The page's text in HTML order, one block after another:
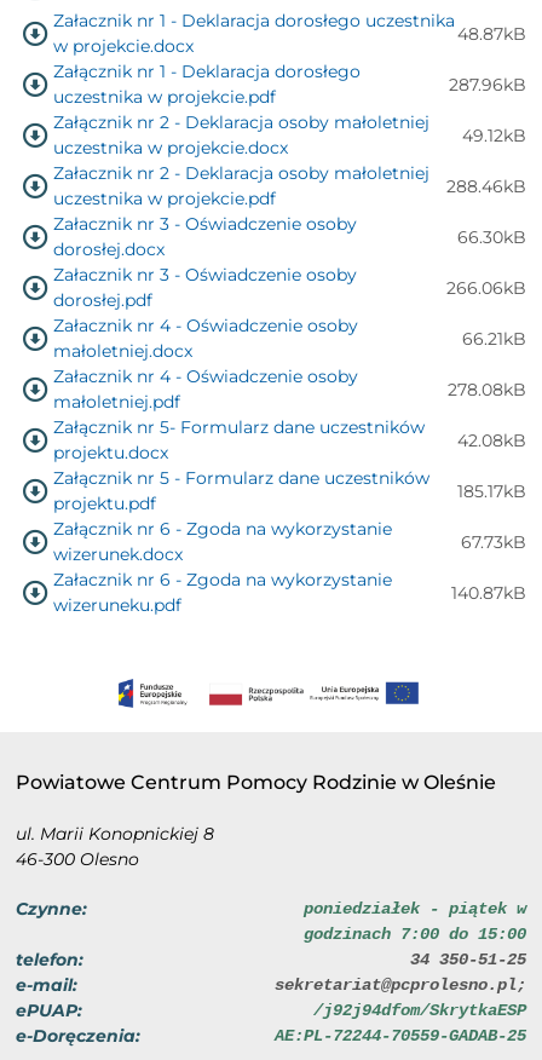
Załacznik nr 1 - Deklaracja dorosłego uczestnika
w projekcie.docx
48.87kB
Załącznik nr 1 - Deklaracja dorosłego
uczestnika w projekcie.pdf
287.96kB
Załącznik nr 2 - Deklaracja osoby małoletniej
uczestnika w projekcie.docx
49.12kB
Załacznik nr 2 - Deklaracja osoby małoletniej
uczestnika w projekcie.pdf
288.46kB
Załacznik nr 3 - Oświadczenie osoby
dorosłej.docx
66.30kB
Załacznik nr 3 - Oświadczenie osoby
dorosłej.pdf
266.06kB
Załacznik nr 4 - Oświadczenie osoby
małoletniej.docx
66.21kB
Załacznik nr 4 - Oświadczenie osoby
małoletniej.pdf
278.08kB
Załącznik nr 5- Formularz dane uczestników
projektu.docx
42.08kB
Załącznik nr 5 - Formularz dane uczestników
projektu.pdf
185.17kB
Załącznik nr 6 - Zgoda na wykorzystanie
wizerunek.docx
67.73kB
Załacznik nr 6 - Zgoda na wykorzystanie
wizeruneku.pdf
140.87kB
Powiatowe Centrum Pomocy Rodzinie w Oleśnie
ul. Marii Konopnickiej 8
46-300 Olesno
Czynne:
poniedziałek - piątek w
godzinach 7:00 do 15:00
telefon: 34 350-51-25
e-mail: sekretariat@pcprolesno.pl;
ePUAP: /j92j94dfom/SkrytkaESP
e-Doręczenia: AE:PL-72244-70559-GADAB-25